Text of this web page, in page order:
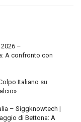
–
A confronto con
Italiano su
– Siggknowtech |
di Bettona: A